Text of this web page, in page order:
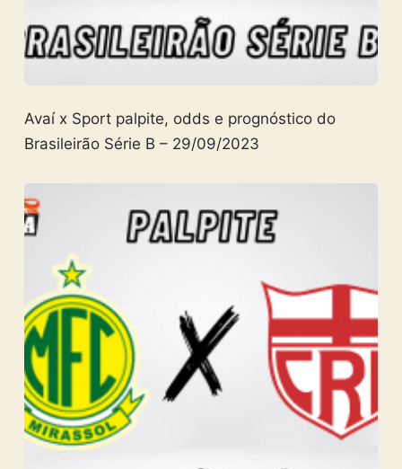
Avaí x Sport palpite, odds e prognóstico do
Brasileirão Série B – 29/09/2023